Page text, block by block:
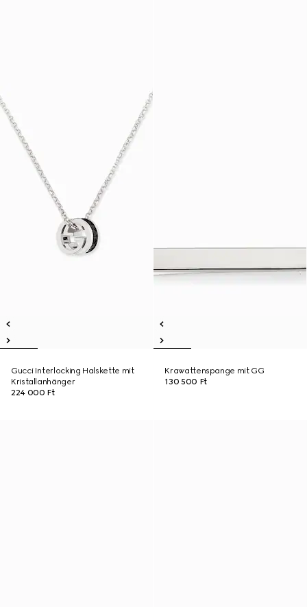
Gucci Interlocking Halskette mit
Kristallanhänger
224 000 Ft
Krawattenspange mit GG
130 500 Ft